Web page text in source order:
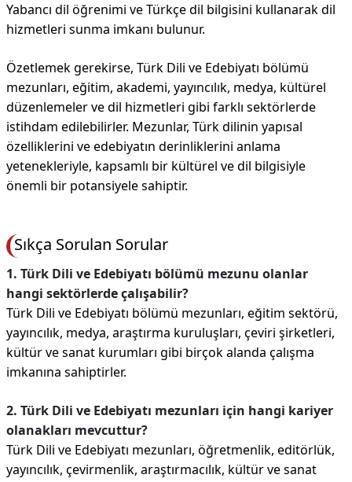
Yabancı dil öğrenimi ve Türkçe dil bilgisini kullanarak dil
hizmetleri sunma imkanı bulunur.
Özetlemek gerekirse, Türk Dili ve Edebiyatı bölümü
mezunları, eğitim, akademi, yayıncılık, medya, kültürel
düzenlemeler ve dil hizmetleri gibi farklı sektörlerde
istihdam edilebilirler. Mezunlar, Türk dilinin yapısal
özelliklerini ve edebiyatın derinliklerini anlama
yetenekleriyle, kapsamlı bir kültürel ve dil bilgisiyle
önemli bir potansiyele sahiptir.
Sıkça Sorulan Sorular
1. Türk Dili ve Edebiyatı bölümü mezunu olanlar
hangi sektörlerde çalışabilir?
Türk Dili ve Edebiyatı bölümü mezunları, eğitim sektörü,
yayıncılık, medya, araştırma kuruluşları, çeviri şirketleri,
kültür ve sanat kurumları gibi birçok alanda çalışma
imkanına sahiptirler.
2. Türk Dili ve Edebiyatı mezunları için hangi kariyer
olanakları mevcuttur?
Türk Dili ve Edebiyatı mezunları, öğretmenlik, editörlük,
yayıncılık, çevirmenlik, araştırmacılık, kültür ve sanat